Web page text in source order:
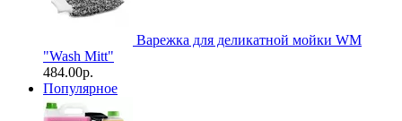
Варежка для деликатной мойки WM
"Wash Mitt"
484.00р.
Популярное